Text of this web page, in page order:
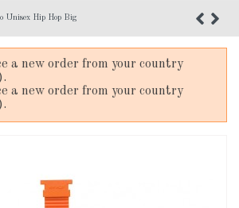
Unisex Hip Hop Big
a new order from your country
a new order from your country